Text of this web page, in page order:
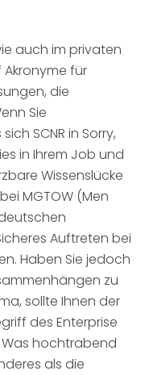
auch im privaten
für
die
Sie
SCNR in Sorry,
in Ihrem Job und
Wissenslücke
MGTOW (Men
Auftreten bei
Haben Sie jedoch
zu
sollte Ihnen der
des Enterprise
Was hochtrabend
als die